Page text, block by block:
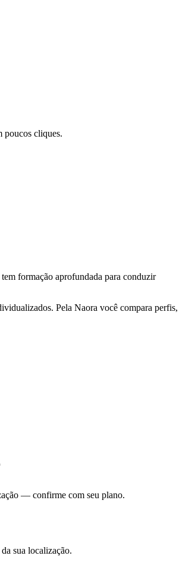
poucos cliques.
formação aprofundada para conduzir
Pela Naora você compara perfis,
— confirme com seu plano.
sua localização.